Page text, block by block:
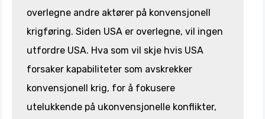
overlegne andre aktører på konvensjonell
krigføring. Siden USA er overlegne, vil ingen
utfordre USA. Hva som vil skje hvis USA
forsaker kapabiliteter som avskrekker
konvensjonell krig, for å fokusere
utelukkende på ukonvensjonelle konflikter,